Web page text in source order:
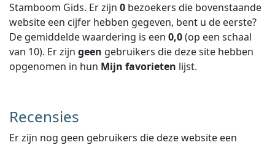
Stamboom Gids. Er zijn 0 bezoekers die bovenstaande
website een cijfer hebben gegeven, bent u de eerste?
De gemiddelde waardering is een 0,0(op een schaal
van 10). Er zijn geen gebruikers die deze site hebben
opgenomen in hun Mijn favorieten lijst.
Recensies
Er zijn nog geen gebruikers die deze website een